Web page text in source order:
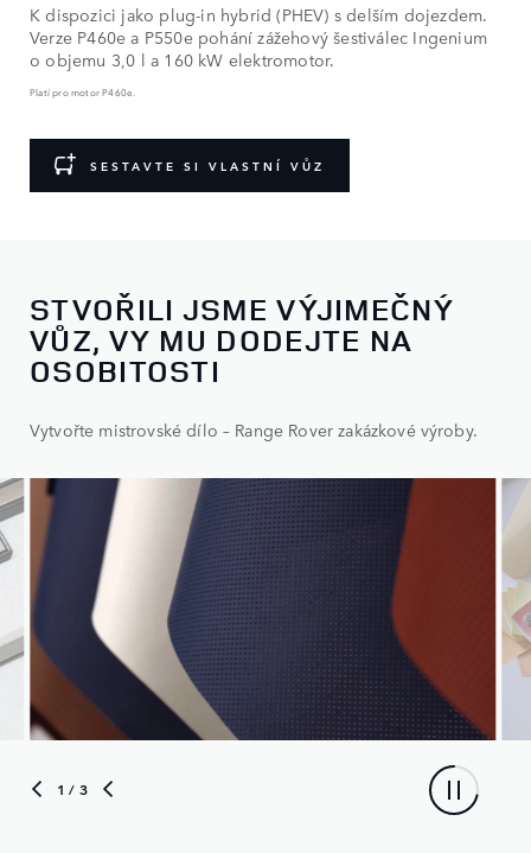
K dispozici jako plug-in hybrid (PHEV) s delším dojezdem.
Verze P460e a P550e pohání zážehový šestiválec Ingenium
o objemu 3,0 l a 160 kW elektromotor.
Platí pro motor P460e.
SESTAVTE SI VLASTNÍ VŮZ
STVOŘILI JSME VÝJIMEČNÝ
VŮZ, VY MU DODEJTE NA
OSOBITOSTI
Vytvořte mistrovské dílo – Range Rover zakázkové výroby.
1 / 3